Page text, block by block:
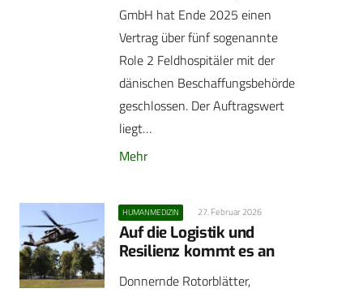
GmbH hat Ende 2025 einen
Vertrag über fünf sogenannte
Role 2 Feldhospitäler mit der
dänischen Beschaffungsbehörde
geschlossen. Der Auftragswert
liegt…
Mehr
HUMANMEDIZIN 27. Februar 2026
Auf die Logistik und
Resilienz kommt es an
Donnernde Rotorblätter,